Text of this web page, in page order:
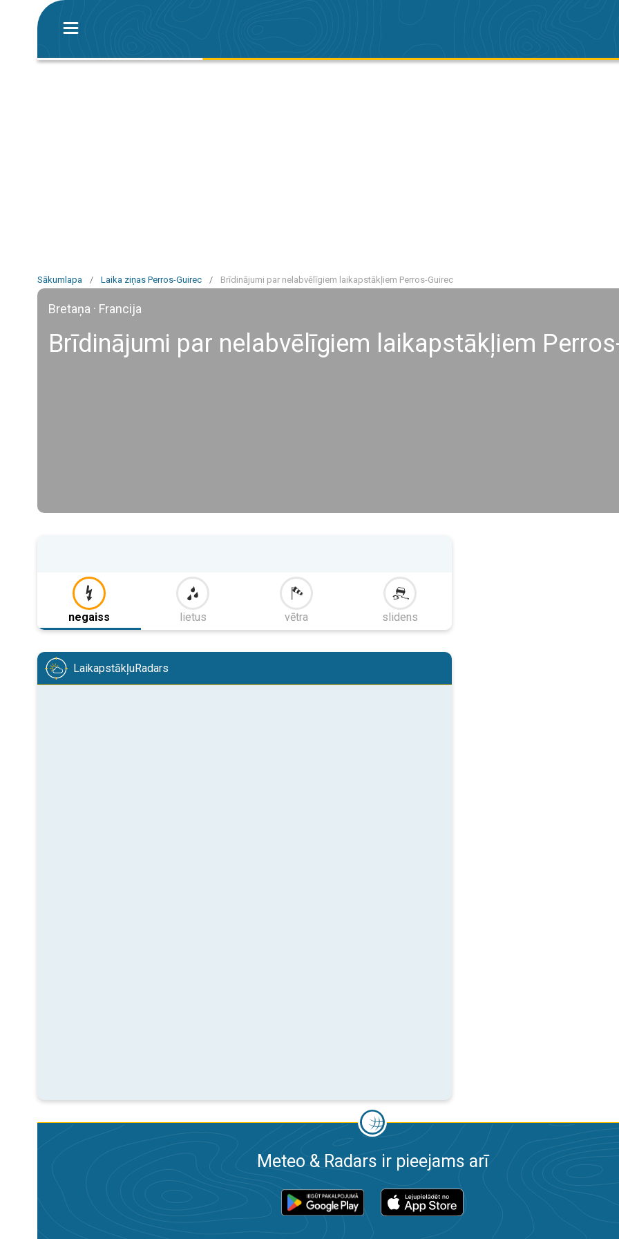
Sākumlapa / Laika ziņas Perros-Guirec / Brīdinājumi par nelabvēlīgiem laikapstākļiem Perros-Guirec
Bretaņa · Francija
Brīdinājumi par nelabvēlīgiem laikapstākļiem
negaiss lietus vētra slidens
LaikapstākļuRadars
Meteo & Radars ir pieejams arī